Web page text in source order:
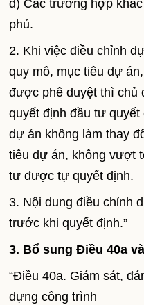
d) Các trường hợp
phủ.
2. Khi việc điều chỉnh
quy mô, mục tiêu dự
được phê duyệt thì chủ
quyết định đầu tư
dự án không làm thay
tiêu dự án, không vượt
tư được tự quyết định.
3. Nội dung điều chỉnh
trước khi quyết định.”
3. Bổ sung Điều 40a
“Điều 40a. Giám sát,
dựng công trình